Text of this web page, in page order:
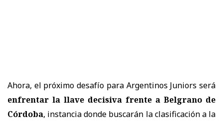
Ahora, el próximo desafío para Argentinos Juniors será
enfrentar la llave decisiva frente a Belgrano de
Córdoba, instancia donde buscarán la clasificación a la